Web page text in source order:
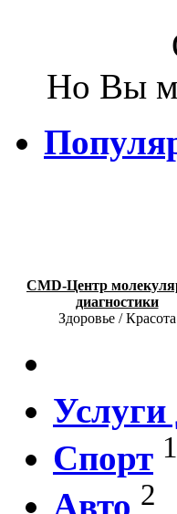
Но Вы
CMD-Центр
диагностики
Здоровье / Красота
Услуги
Спорт 1
Авто 2